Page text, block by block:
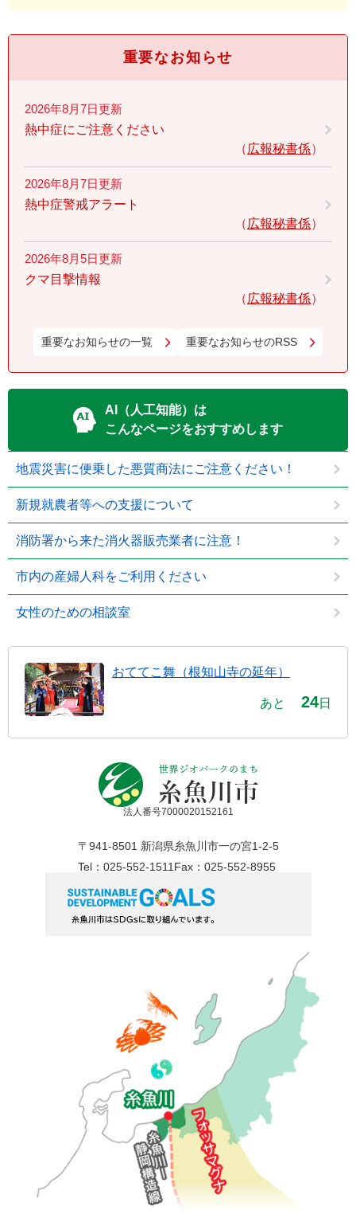
重要なお知らせ
2026年8月7日更新
熱中症にご注意ください
広報秘書係
2026年8月7日更新
熱中症警戒アラート
広報秘書係
2026年8月5日更新
クマ目撃情報
広報秘書係
重要なお知らせの一覧 重要なお知らせのRSS
AI（人工知能）は
こんなページをおすすめします
地震災害に便乗した悪質商法にご注意ください！
新規就農者等への支援について
消防署から来た消火器販売業者に注意！
市内の産婦人科をご利用ください
女性のための相談室
おててこ舞（根知山寺の延年）
あと 24日
法人番号7000020152161
〒941-8501 新潟県糸魚川市一の宮1-2-5
Tel：025-552-1511 Fax：025-552-8955